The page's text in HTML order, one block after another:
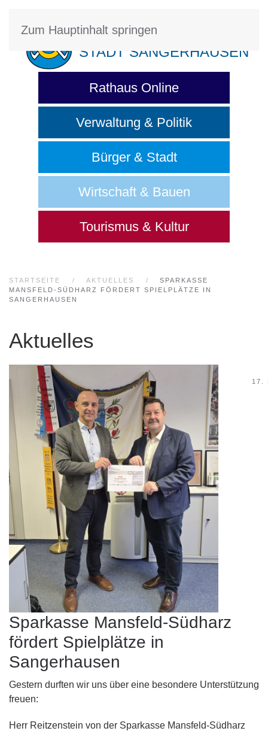
Zum Hauptinhalt springen
STADT SANGERHAUSEN
Rathaus Online
Verwaltung & Politik
Bürger & Stadt
Wirtschaft & Bauen
Tourismus & Kultur
STARTSEITE AKTUELLES
SPARKASSE
MANSFELD-SÜDHARZ FÖRDERT SPIELPLÄTZE IN
SANGERHAUSEN
Aktuelles
17.
Sparkasse Mansfeld-Südharz
fördert Spielplätze in
Sangerhausen
Gestern durften wir uns über eine besondere Unterstützung
freuen:
Herr Reitzenstein von der Sparkasse Mansfeld-Südharz